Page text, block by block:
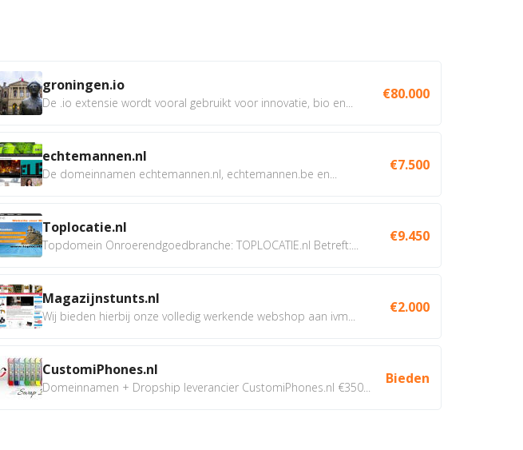
groningen.io
De .io extensie wordt vooral gebruikt voor innovatie, bio en...
€80.000
echtemannen.nl
De domeinnamen echtemannen.nl, echtemannen.be en...
€7.500
Toplocatie.nl
Topdomein Onroerendgoedbranche: TOPLOCATIE.nl Betreft:...
€9.450
Magazijnstunts.nl
Wij bieden hierbij onze volledig werkende webshop aan ivm...
€2.000
CustomiPhones.nl
Domeinnamen + Dropship leverancier CustomiPhones.nl €350...
Bieden